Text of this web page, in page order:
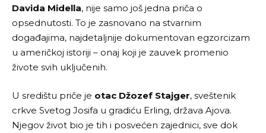
Davida Midella, nije samo još jedna priča o
opsednutosti. To je zasnovano na stvarnim
događajima, najdetaljnije dokumentovan egzorcizam
u američkoj istoriji – onaj koji je zauvek promenio
živote svih uključenih.
U središtu priče je otac Džozef Stajger, sveštenik
crkve Svetog Josifa u gradiću Erling, država Ajova.
Njegov život bio je tih i posvećen zajednici, sve dok